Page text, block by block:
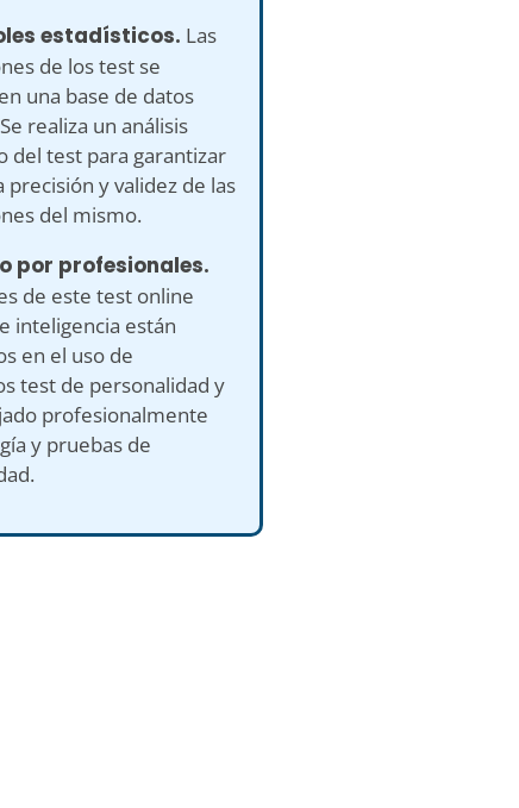
estadísticos. Las
de los test se
una base de datos
realiza un análisis
del test para garantizar
precisión y validez de las
del mismo.
por profesionales.
de este test online
inteligencia están
en el uso de
test de personalidad y
profesionalmente
y pruebas de